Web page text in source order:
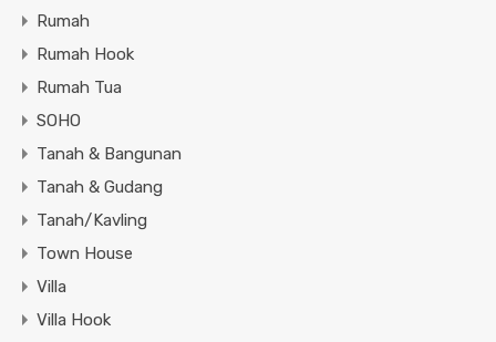
Rumah
Rumah Hook
Rumah Tua
SOHO
Tanah & Bangunan
Tanah & Gudang
Tanah/Kavling
Town House
Villa
Villa Hook